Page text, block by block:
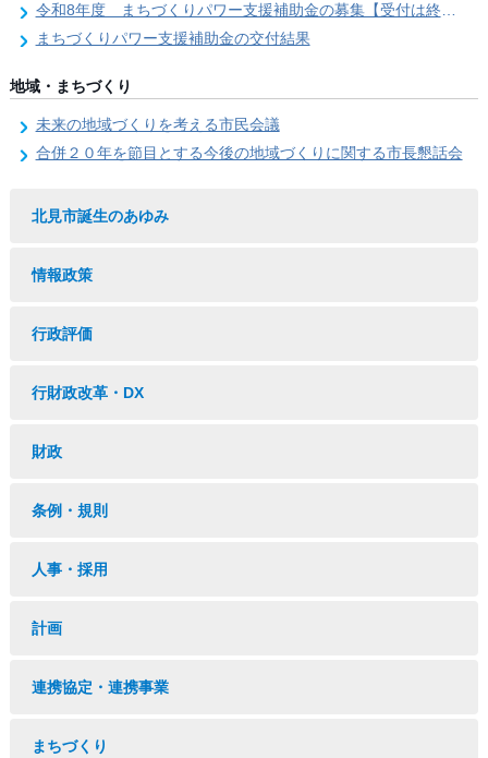
令和8年度 まちづくりパワー支援補助金の募集【受付は終了しました。】
まちづくりパワー支援補助金の交付結果
地域・まちづくり
未来の地域づくりを考える市民会議
合併２０年を節目とする今後の地域づくりに関する市長懇話会
北見市誕生のあゆみ
情報政策
行政評価
行財政改革・DX
財政
条例・規則
人事・採用
計画
連携協定・連携事業
まちづくり